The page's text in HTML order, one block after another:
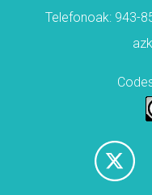
Telefonoak: 943-